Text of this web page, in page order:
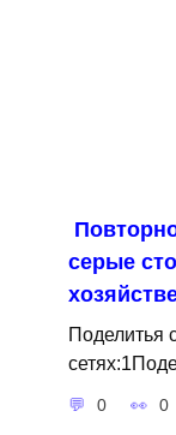
серые
Поделитья
0 0